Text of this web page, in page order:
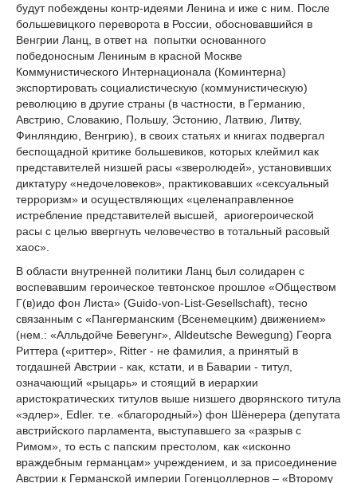
будут побеждены контр-идеями Ленина и иже с ним. После
большевицкого переворота в России, обосновавшийся в
Венгрии Ланц, в ответ на попытки основанного
победоносным Лениным в красной Москве
Коммунистического Интернационала (Коминтерна)
экспортировать социалистическую (коммунистическую)
революцию в другие страны (в частности, в Германию,
Австрию, Словакию, Польшу, Эстонию, Латвию, Литву,
Финляндию, Венгрию), в своих статьях и книгах подвергал
беспощадной критике большевиков, которых клеймил как
представителей низшей расы «зверолюдей», установивших
диктатуру «недочеловеков», практиковавших «сексуальный
терроризм» и осуществляющих «целенаправленное
истребление представителей высшей, ариогероической
расы с целью ввергнуть человечество в тотальный расовый
хаос».
В области внутренней политики Ланц был солидарен с
воспевавшим героическое тевтонское прошлое «Обществом
Г(в)идо фон Листа» (Guido-von-List-Gesellschaft), тесно
связанным с «Пангерманским (Всенемецким) движением»
(нем.: «Алльдойче Бевегунг», Alldeutsche Bewegung) Георга
Риттера («риттер», Ritter - не фамилия, а принятый в
тогдашней Австрии - как, кстати, и в Баварии - титул,
означающий «рыцарь» и стоящий в иерархии
аристократических титулов выше низшего дворянского титула
«эдлер», Edler. т.е. «благородный») фон Шёнерера (депутата
австрийского парламента, выступавшего за «разрыв с
Римом», то есть с папским престолом, как «исконно
враждебным германцам» учреждением, и за присоединение
Австрии к Германской империи Гогенцоллернов – «Второму